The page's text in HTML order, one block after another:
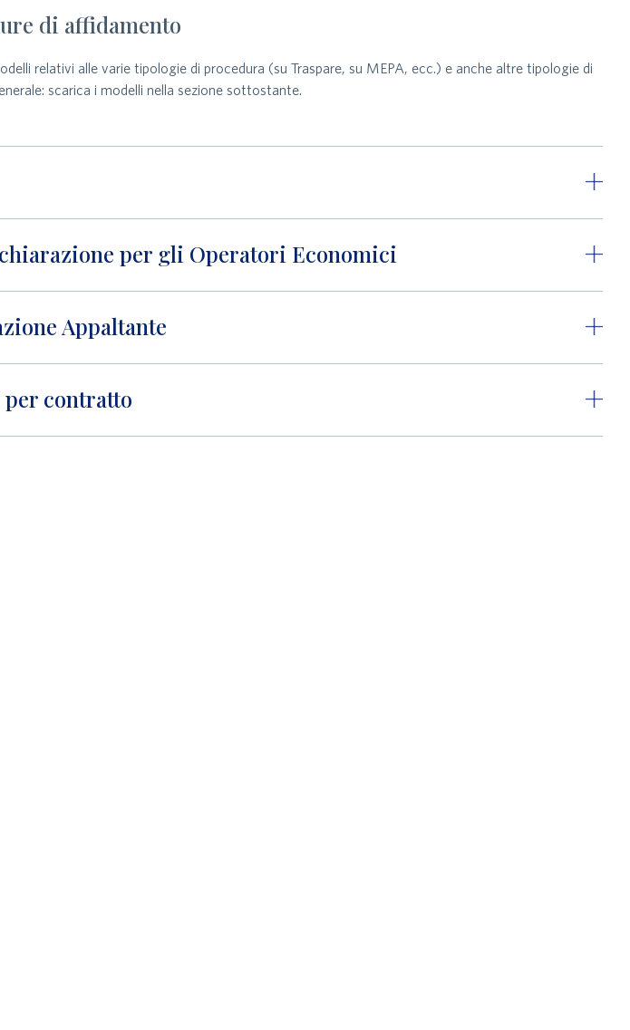
di affidamento
relativi alle varie tipologie di procedura (su Traspare, su MEPA, ecc.) e anche altre tipologie di
scarica i modelli nella sezione sottostante.
per gli Operatori Economici
Appaltante
contratto